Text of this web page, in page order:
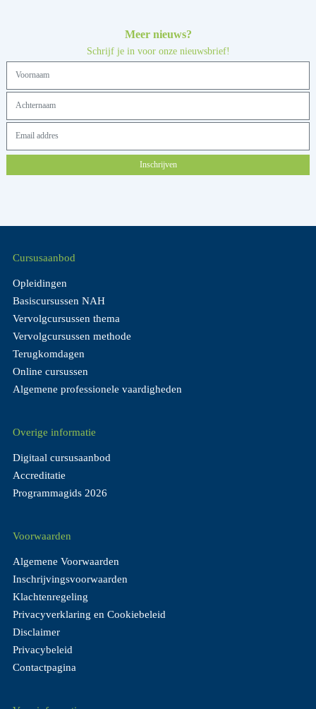
Meer nieuws?
Schrijf je in voor onze nieuwsbrief!
Inschrijven
Cursusaanbod
Opleidingen
Basiscursussen NAH
Vervolgcursussen thema
Vervolgcursussen methode
Terugkomdagen
Online cursussen
Algemene professionele vaardigheden
Overige informatie
Digitaal cursusaanbod
Accreditatie
Programmagids 2026
Voorwaarden
Algemene Voorwaarden
Inschrijvingsvoorwaarden
Klachtenregeling
Privacyverklaring en Cookiebeleid
Disclaimer
Privacybeleid
Contactpagina